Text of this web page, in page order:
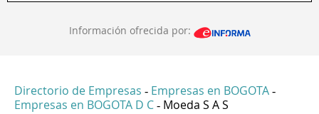
Información ofrecida por:
Directorio de Empresas - Empresas en BOGOTA -
Empresas en BOGOTA D C - Moeda S A S